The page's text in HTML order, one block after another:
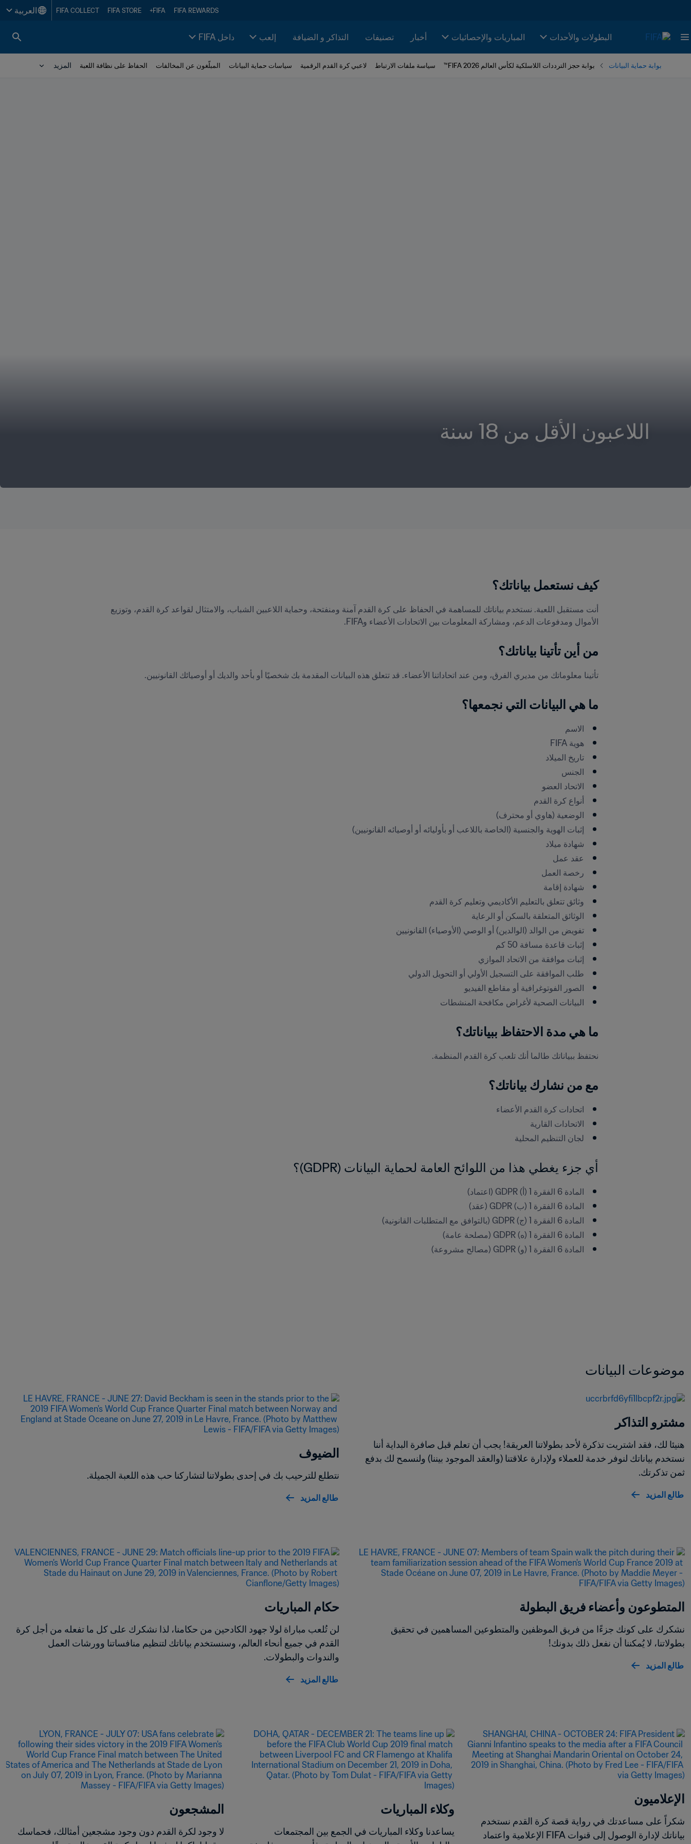
FIFA REWARDS
FIFA+
FIFA STORE
FIFA COLLECT العربية
البطولات والأحدات المباريات والإحصائيات أخبار تصنيفات التذاكر و الضيافة إلعب داخل FIFA
بوابة حماية البيانات بوابة حجز الترددات اللاسلكية لكأس العالم FIFA 2026™ سياسة ملفات الارتباط لاعبي كرة القدم الرقمية سياسات حماية البيانات المبلّغون عن المخالفات الحفاظ على نظافة اللعبة المزيد
اللاعبون الأقل من 18 سنة
كيف نستعمل بياناتك؟
الأموال ومدفوعات الدعم، ومشاركة المعلومات بين الاتحادات الأعضاء وFIFA.
من أين تأتينا بياناتك؟
تأتينا معلوماتك من مديري الفرق، ومن عند اتحاداتنا الأعضاء. قد تتعلق هذه البيانات المقدمة بك شخصيًا أو بأحد والديك أو أوصيائك القانونيين.
ما هي البيانات التي نجمعها؟
الاسم
هوية FIFA
تاريخ الميلاد
الجنس
الاتحاد العضو
أنواع كرة القدم
الوضعية (هاوي أو محترف)
إثبات الهوية والجنسية (الخاصة باللاعب أو بأوليائه أو أوصيائه القانونيين)
شهادة ميلاد
عقد عمل
رخصة العمل
شهادة إقامة
وثائق تتعلق بالتعليم الأكاديمي وتعليم كرة القدم
الوثائق المتعلقة بالسكن أو الرعاية
تفويض من الوالد (الوالدين) أو الوصي (الأوصياء) القانونيين
إثبات قاعدة مسافة 50 كم
إثبات موافقة من الاتحاد الموازي
طلب الموافقة على التسجيل الأولي أو التحويل الدولي
الصور الفوتوغرافية أو مقاطع الفيديو
البيانات الصحية لأغراض مكافحة المنشطات
ما هي مدة الاحتفاظ ببياناتك؟
نحتفظ ببياناتك طالما أنك تلعب كرة القدم المنظمة.
مع من نشارك بياناتك؟
اتحادات كرة القدم الأعضاء
الاتحادات القارية
لجان التنظيم المحلية
أي جزء يغطي هذا من اللوائح العامة لحماية البيانات (GDPR)؟
المادة 6 الفقرة 1 (أ) GDPR (اعتماد)
المادة 6 الفقرة 1 (ب) GDPR (عقد)
المادة 6 الفقرة 1 (ج) GDPR (بالتوافق مع المتطلبات القانونية)
المادة 6 الفقرة 1 (ه) GDPR (مصلحة عامة)
المادة 6 الفقرة 1 (و) GDPR (مصالح مشروعة)
موضوعات البيانات
مشترو التذاكر
ثمن تذكرتك.
طالع المزيد
الضيوف
نتطلع للترحيب بك في إحدى بطولاتنا لتشاركنا حب هذه اللعبة الجميلة.
طالع المزيد
المتطوعون وأعضاء فريق البطولة
بطولاتنا، لا يُمكننا أن نفعل ذلك بدونك!
طالع المزيد
حكام المباريات
والندوات والبطولات.
طالع المزيد
الإعلاميون
وكلاء المباريات المشجعون